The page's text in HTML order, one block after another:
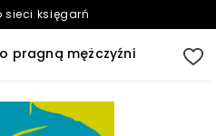
sieci księgarń
pragną mężczyźni